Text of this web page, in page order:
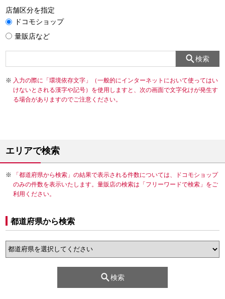
店舗区分を指定
ドコモショップ
量販店など
検索
入力の際に「環境依存文字」（一般的にインターネットにおいて使ってはい
けないとされる漢字や記号）を使用しますと、次の画面で文字化けが発生す
る場合がありますのでご注意ください。
エリアで検索
「都道府県から検索」の結果で表示される件数については、ドコモショップ
のみの件数を表示いたします。量販店の検索は「フリーワードで検索」をご
利用ください。
都道府県から検索
検索